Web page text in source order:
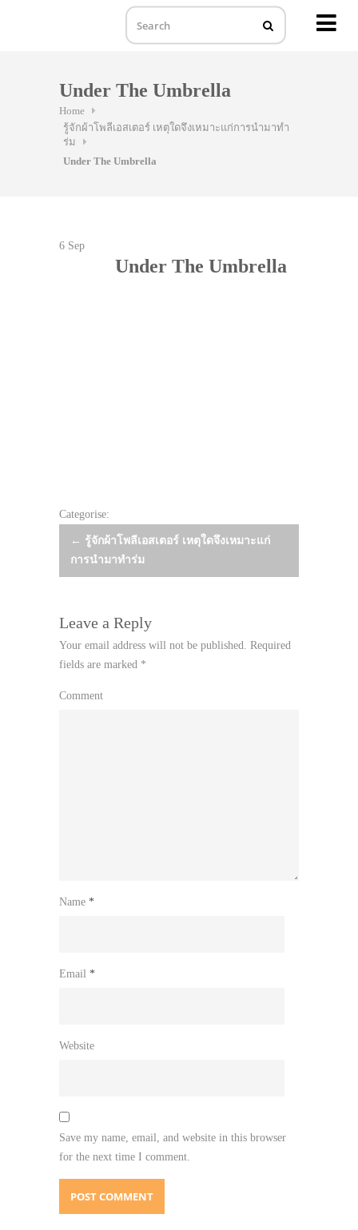
Under The Umbrella
Home
รู้จักผ้าโพลีเอสเตอร์ เหตุใดจึงเหมาะแก่การนำมาทำ
ร่ม
Under The Umbrella
6 Sep
Under The Umbrella
Categorise:
Post
navigation
← รู้จักผ้าโพลีเอสเตอร์ เหตุใดจึงเหมาะแก่
การนำมาทำร่ม
Leave a Reply
Your email address will not be published. Required
fields are marked *
Comment
Name *
Email *
Website
Save my name, email, and website in this browser
for the next time I comment.